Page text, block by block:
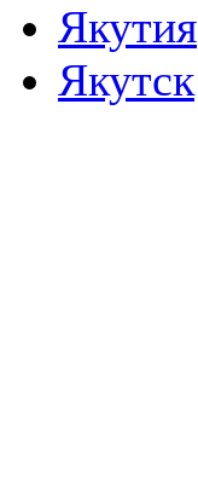
Якутия
Якутск